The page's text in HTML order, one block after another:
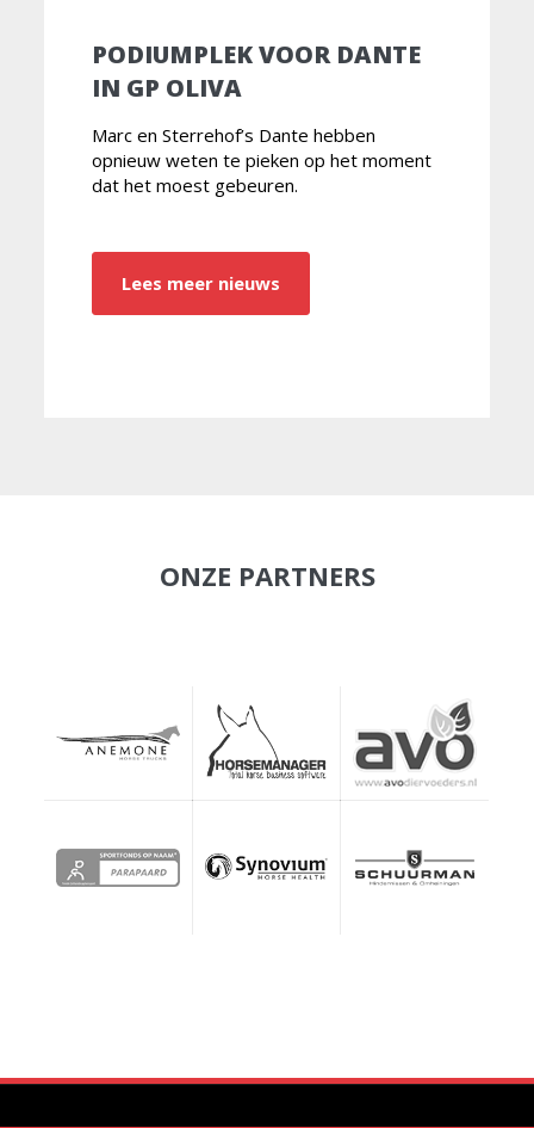
PODIUMPLEK VOOR DANTE
IN GP OLIVA
Marc en Sterrehof’s Dante hebben
opnieuw weten te pieken op het moment
dat het moest gebeuren.
Lees meer nieuws
ONZE PARTNERS